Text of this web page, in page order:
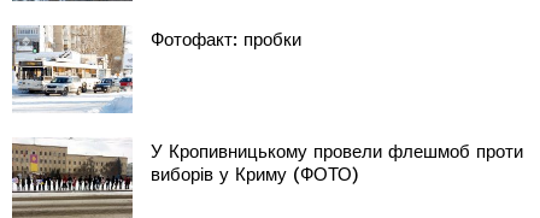
Фотофакт: пробки
У Кропивницькому провели флешмоб проти
виборів у Криму (ФОТО)